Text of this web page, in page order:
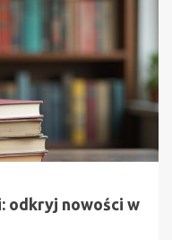
odkryj nowości w